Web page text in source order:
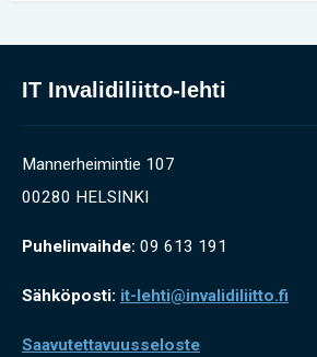
IT Invalidiliitto-lehti
Mannerheimintie 107
00280 HELSINKI
Puhelinvaihde: 09 613 191
Sähköposti: it-lehti@invalidiliitto.fi
Saavutettavuusseloste